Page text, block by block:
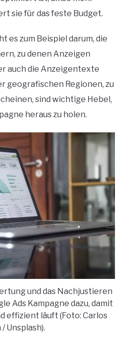
sie für das feste Budget.
es zum Beispiel darum, die
zu denen Anzeigen
auch die Anzeigentexte
geografischen Regionen, zu
sind wichtige Hebel,
heraus zu holen.
und das Nachjustieren
Ads Kampagne dazu, damit
effizient läuft (Foto: Carlos
/ Unsplash).